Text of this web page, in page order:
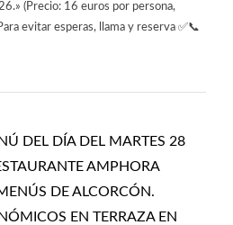
(Precio: 16 euros por persona,
evitar esperas, llama y reserva ✅📞
DEL DÍA DEL MARTES 28
AMPHORA
DE ALCORCÓN.
EN TERRAZA EN